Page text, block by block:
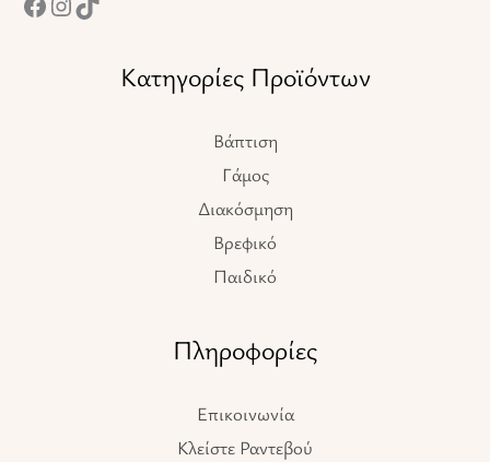
Κατηγορίες Προϊόντων
Βάπτιση
Γάμος
Διακόσμηση
Βρεφικό
Παιδικό
Πληροφορίες
Επικοινωνία
Κλείστε Ραντεβού